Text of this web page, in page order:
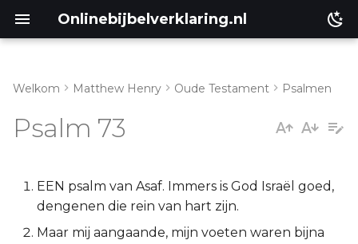
Onlinebijbelverklaring.nl
Psalm 73:15-20
Psalm 73:21-28
Lukas
Johannes
Welkom Matthew Henry Oude Testament Psalmen
Psalm 73
EEN psalm van Asaf. Immers is God Israël goed,
dengenen die rein van hart zijn.
Maar mij aangaande, mijn voeten waren bijna